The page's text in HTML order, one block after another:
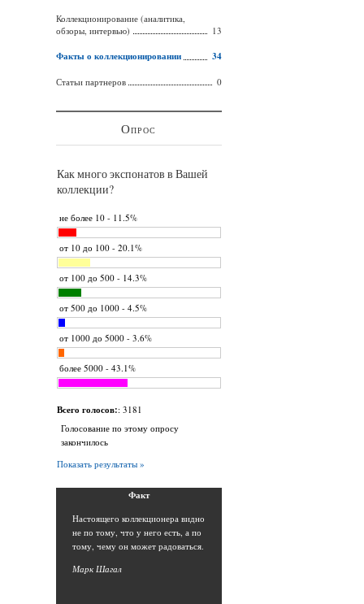
Коллекционирование (аналитика,
обзоры, интервью)
13
Факты о коллекционировании 34
Статьи партнеров 0
Опрос
Как много экспонатов в Вашей
коллекции?
не более 10 - 11.5%
от 10 до 100 - 20.1%
от 100 до 500 - 14.3%
от 500 до 1000 - 4.5%
от 1000 до 5000 - 3.6%
более 5000 - 43.1%
Всего голосов:: 3181
Голосование по этому опросу
закончилось
Показать результаты »
Факт
Настоящего коллекционера видно
не по тому, что у него есть, а по
тому, чему он может радоваться.
Марк Шагал